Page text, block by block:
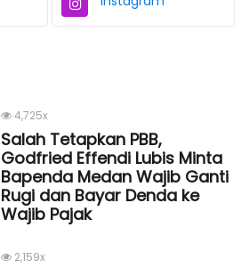
4,725x
Salah Tetapkan PBB,
Godfried Effendi Lubis Minta
Bapenda Medan Wajib Ganti
Rugi dan Bayar Denda ke
Wajib Pajak
2,159x